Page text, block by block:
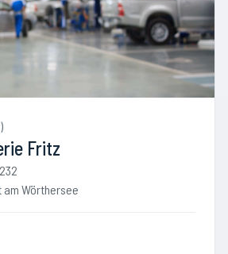
)
Fritz
Wörthersee